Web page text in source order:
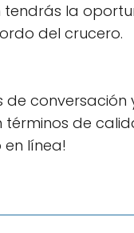
tendrás la
del crucero.
conversación
términos de
línea!